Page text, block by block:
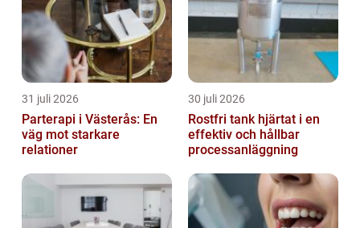
31 juli 2026
Parterapi i Västerås: En
väg mot starkare
relationer
30 juli 2026
Rostfri tank hjärtat i en
effektiv och hållbar
processanläggning